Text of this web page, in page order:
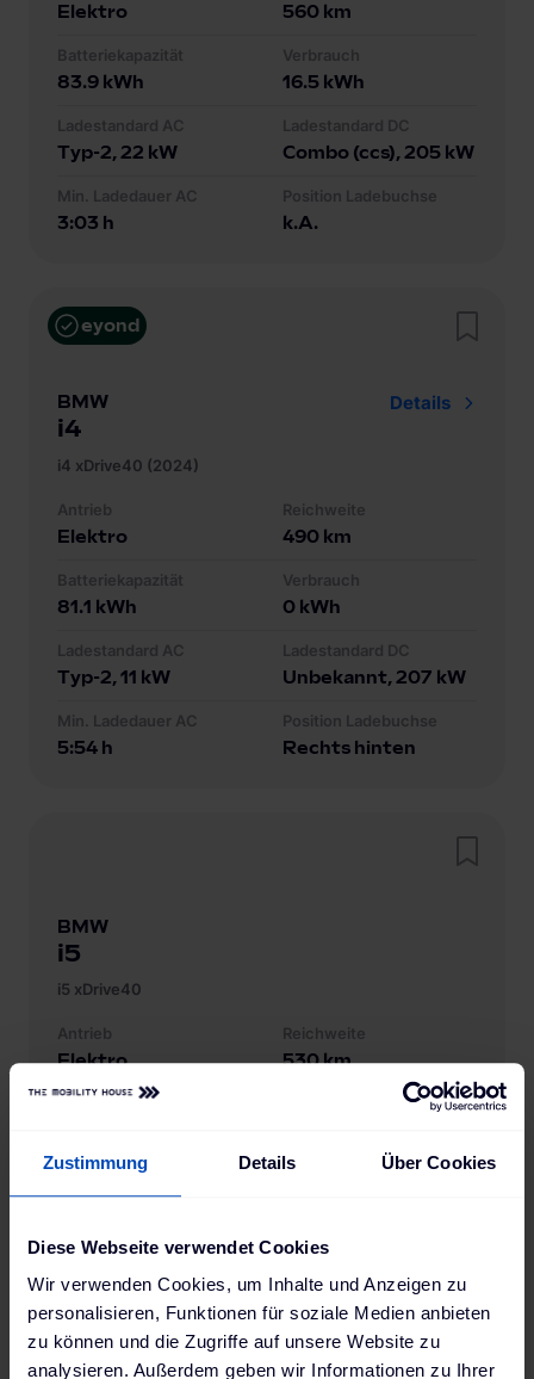
Zustimmung Details Über Cookies
Diese Webseite verwendet Cookies
Wir verwenden Cookies, um Inhalte und Anzeigen zu
personalisieren, Funktionen für soziale Medien anbieten
zu können und die Zugriffe auf unsere Website zu
analysieren. Außerdem geben wir Informationen zu Ihrer
Elektro 560 km
Batteriekapazität
83.9 kWh
Verbrauch
16.5 kWh
Ladestandard AC
Typ-2, 22 kW
Ladestandard DC
Combo (ccs), 205 kW
Min. Ladedauer AC
3:03 h
Position Ladebuchse
k.A.
eyond
BMW Details
i4
i4 xDrive40 (2024)
Antrieb
Elektro
Reichweite
490 km
Batteriekapazität
81.1 kWh
Verbrauch
0 kWh
Ladestandard AC
Typ-2, 11 kW
Ladestandard DC
Unbekannt, 207 kW
Min. Ladedauer AC
5:54 h
Position Ladebuchse
Rechts hinten
BMW
i5
i5 xDrive40
Antrieb
Elektro
Reichweite
530km
Batteriekapazität
Ladestandard AC
Typ-2, 22 kW
Ladestandard DC
Min. Ladedauer AC Position Ladebuchse
Rechts hinten